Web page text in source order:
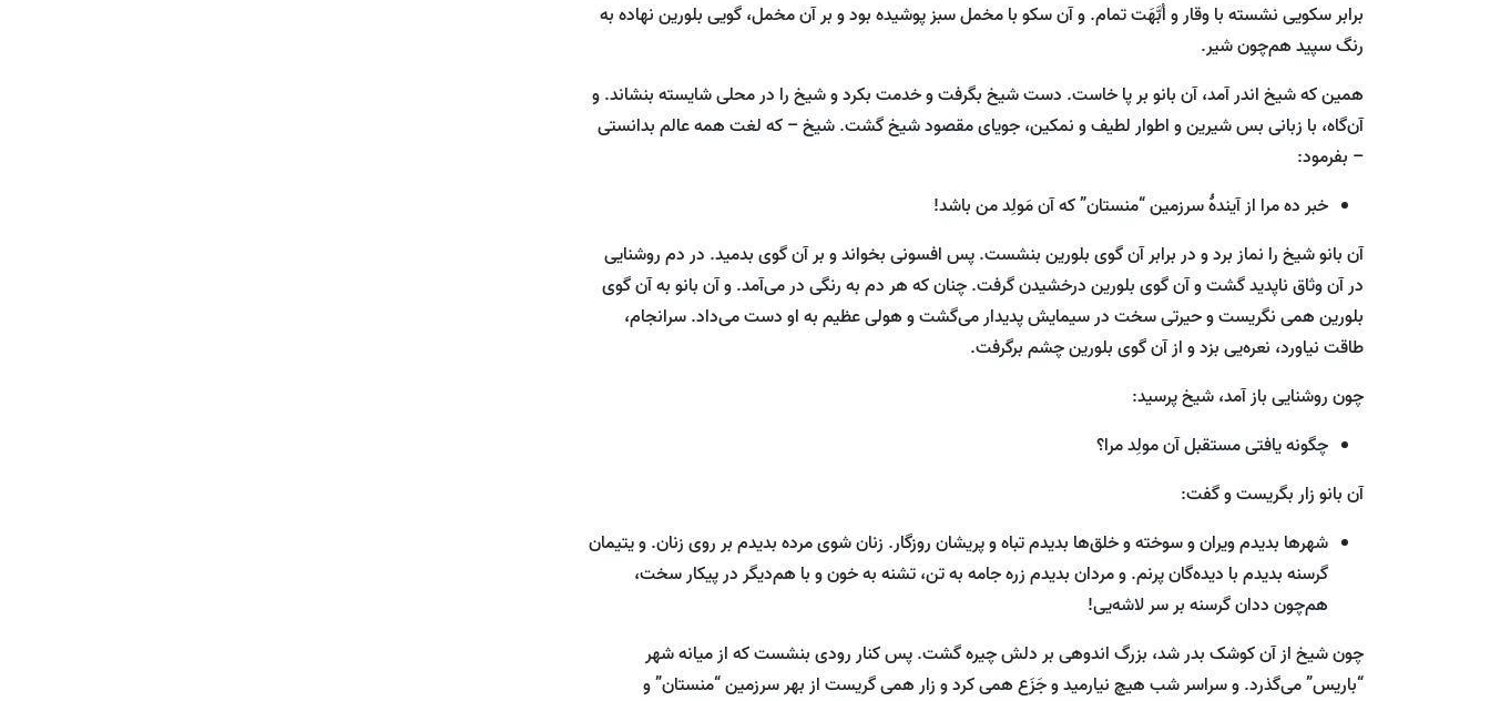
برابر سکویی نشسته با وقار و اُبَّهَت تمام. و آن سکو با مخمل سبز پوشیده بود و بر آن مخمل، گویی بلورین نهاده به
رنگ سپید هم‌چون شیر.
همین که شیخ اندر آمد، آن بانو بر پا خاست. دست شیخ بگرفت و خدمت بکرد و شیخ را در محلی شایسته بنشاند. و
آن‌گاه، با زبانی بس شیرین و اطوار لطیف و نمکین، جویای مقصود شیخ گشت. شیخ – که لغت همه عالم بدانستی
– بفرمود:
خبر ده مرا از آیندۀ سرزمین “منستان” که آن مَولِد من باشد!
آن بانو شیخ را نماز برد و در برابر آن گوی بلورین بنشست. پس افسونی بخواند و بر آن گوی بدمید. در دم روشنایی
در آن وثاق ناپدید گشت و آن گوی بلورین درخشیدن گرفت. چنان که هر دم به رنگی در می‌آمد. و آن بانو به آن گوی
بلورین همی نگریست و حیرتی سخت در سیمایش پدیدار می‌گشت و هولی عظیم به او دست می‌داد. سر‌انجام،
طاقت نیاورد، نعره‌یی بزد و از آن گوی بلورین چشم برگرفت.
چون روشنایی باز آمد، شیخ پرسید:
چگونه یافتی مستقبل آن مولِد مرا؟
آن بانو زار بگریست و گفت:
شهرها بدیدم ویران و سوخته و خلق‌ها بدیدم تباه و پریشان روزگار. زنان شوی مرده بدیدم بر روی زنان. و یتیمان
گرسنه بدیدم با دیده‌گان پرنم. و مردان بدیدم زره جامه به تن، تشنه به خون و با هم‌دیگر در پیکار سخت،
هم‌چون ددان گرسنه بر سر لاشه‌یی!
چون شیخ از آن کوشک بدر شد، بزرگ اندوهی بر دلش چیره گشت. پس کنار رودی بنشست که از میانه شهر
“باریس” می‌گذرد. و سراسر شب هیچ نیارمید و جَزَع همی کرد و زار همی ‌گریست از بهر سرزمین “منستان” و